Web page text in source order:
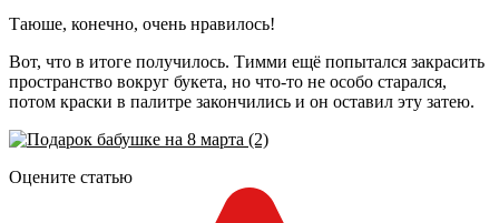
Таюше, конечно, очень нравилось!
Вот, что в итоге получилось. Тимми ещё попытался закрасить
пространство вокруг букета, но что-то не особо старался,
потом краски в палитре закончились и он оставил эту затею.
Оцените статью